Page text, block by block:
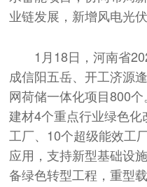
业链发展，新增风电光
1月18日，河南省
成信阳五岳、开工济源
网荷储一体化项目800个
建材4个重点行业绿色
工厂、10个超级能效工
应用，支持新型基础设
备绿色转型工程，重型